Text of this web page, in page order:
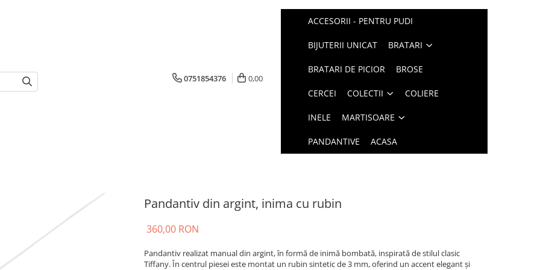
0751854376 0,00
ACCESORII - PENTRU PUDI
BIJUTERII UNICAT BRATARI
BRATARI DE PICIOR BROSE
CERCEI COLECTII COLIERE
INELE MARTISOARE
PANDANTIVE ACASA
Pandantiv din argint, inima cu rubin
360,00 RON
Pandantiv realizat manual din argint, în formă de inimă bombată, inspirată de stilul clasic
Tiffany. În centrul piesei este montat un rubin sintetic de 3 mm, oferind un accent elegant și